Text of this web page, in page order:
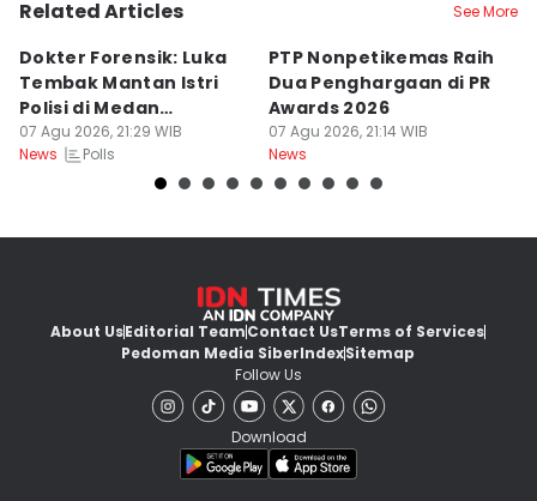
Related Articles See More
Dokter Forensik: Luka
Tembak Mantan Istri
Polisi di Medan
Berkarakter Tempel
07 Agu 2026, 21:29 WIB
News
Polls
PTP Nonpetikemas Raih
Dua Penghargaan di PR
Awards 2026
07 Agu 2026, 21:14 WIB
News
About UsEditorial TeamContact UsTerms of Services
Pedoman Media SiberIndexSitemap
Follow Us
Download